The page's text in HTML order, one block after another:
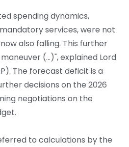
spending dynamics,
services, were not
also falling. This further
(...)", explained Lord
The forecast deficit is a
decisions on the 2026
negotiations on the
to calculations by the